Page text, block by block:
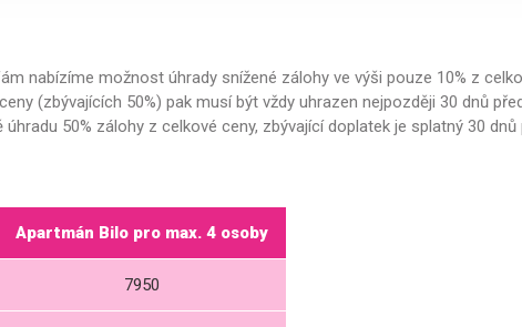
nabízíme možnost úhrady snížené zálohy ve výši pouze 10% z
(zbývajících 50%) pak musí být vždy uhrazen nejpozději 30 dnů
50% zálohy z celkové ceny, zbývající doplatek je splatný 30
Apartmán Bilo pro max. 4 osoby
7950